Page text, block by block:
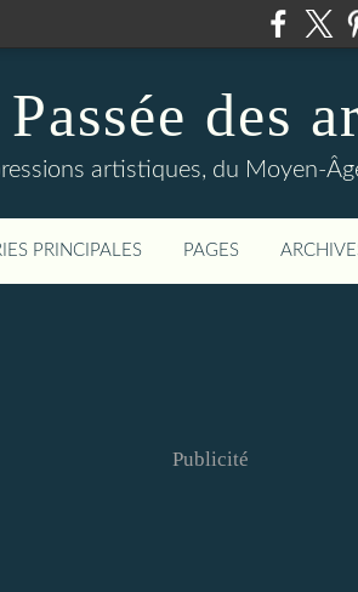
Passée des
artistiques, du Moyen-
PRINCIPALES PAGES
Publicité